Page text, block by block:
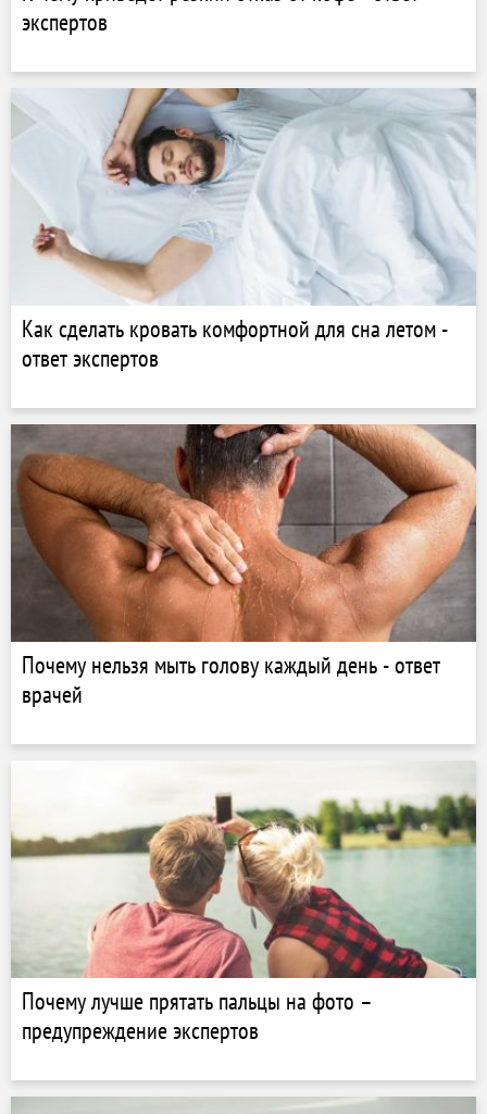
экспертов
Как сделать кровать комфортной для сна летом -
ответ экспертов
Почему нельзя мыть голову каждый день - ответ
врачей
Почему лучше прятать пальцы на фото –
предупреждение экспертов